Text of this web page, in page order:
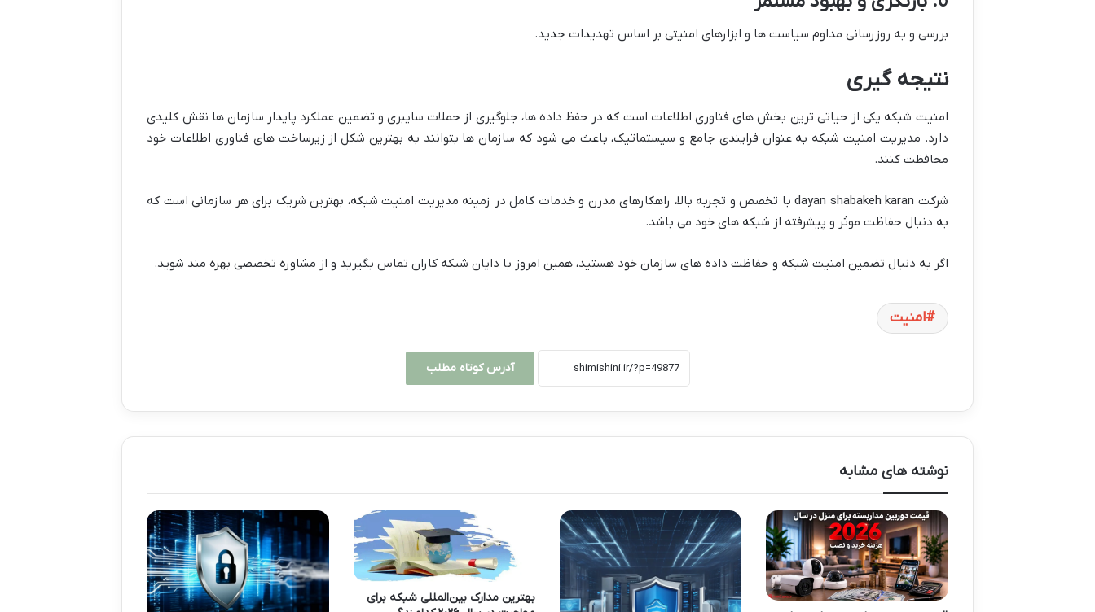
بررسی و به روزرسانی مداوم سیاست ها و ابزارهای امنیتی بر اساس تهدیدات جدید.
نتیجه گیری
امنیت شبکه یکی از حیاتی ترین بخش های فناوری اطلاعات است که در حفظ داده ها، جلوگیری از حملات سایبری و تضمین عملکرد پایدار سازمان ها نقش کلیدی
دارد. مدیریت امنیت شبکه به عنوان فرایندی جامع و سیستماتیک، باعث می شود که سازمان ها بتوانند به بهترین شکل از زیرساخت های فناوری اطلاعات خود
محافظت کنند.
شرکت dayan shabakeh karan با تخصص و تجربه بالا، راهکارهای مدرن و خدمات کامل در زمینه مدیریت امنیت شبکه، بهترین شریک برای هر سازمانی است که
به دنبال حفاظت موثر و پیشرفته از شبکه های خود می باشد.
اگر به دنبال تضمین امنیت شبکه و حفاظت داده های سازمان خود هستید، همین امروز با دایان شبکه کاران تماس بگیرید و از مشاوره تخصصی بهره مند شوید.
امنیت
آدرس کوتاه مطلب
نوشته های مشابه
بهترین مدارک بین‌المللی شبکه برای